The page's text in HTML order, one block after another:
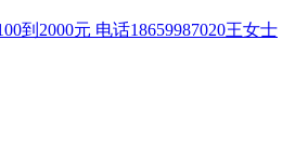
到2000元 电话18659987020王女士